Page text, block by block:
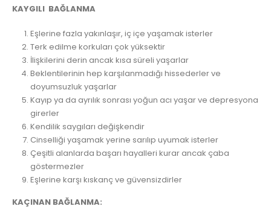
KAYGILI BAĞLANMA
Eşlerine fazla yakınlaşır, iç içe yaşamak isterler
Terk edilme korkuları çok yüksektir
İlişkilerini derin ancak kısa süreli yaşarlar
Beklentilerinin hep karşılanmadığı hissederler ve
doyumsuzluk yaşarlar
Kayıp ya da ayrılık sonrası yoğun acı yaşar ve depresyona
girerler
Kendilik saygıları değişkendir
Cinselliği yaşamak yerine sarılıp uyumak isterler
Çeşitli alanlarda başarı hayalleri kurar ancak çaba
göstermezler
Eşlerine karşı kıskanç ve güvensizdirler
KAÇINAN BAĞLANMA: